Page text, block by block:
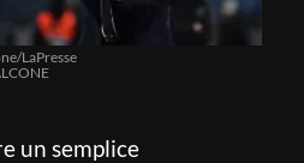
LaPresse
un semplice